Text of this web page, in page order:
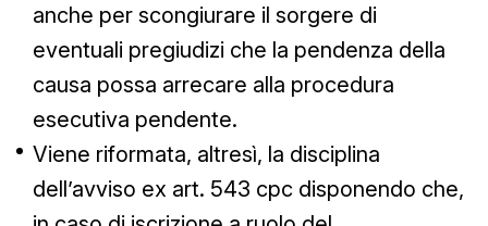
anche per scongiurare il sorgere di
eventuali pregiudizi che la pendenza della
causa possa arrecare alla procedura
esecutiva pendente.
Viene riformata, altresì, la disciplina
dell’avviso ex art. 543 cpc disponendo che,